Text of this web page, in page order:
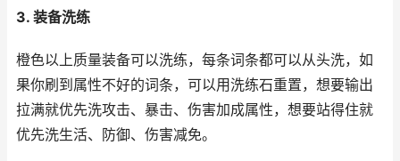
3. 装备洗练
橙色以上质量装备可以洗练，每条词条都可以从头洗，如
果你刷到属性不好的词条，可以用洗练石重置，想要输出
拉满就优先洗攻击、暴击、伤害加成属性，想要站得住就
优先洗生活、防御、伤害减免。